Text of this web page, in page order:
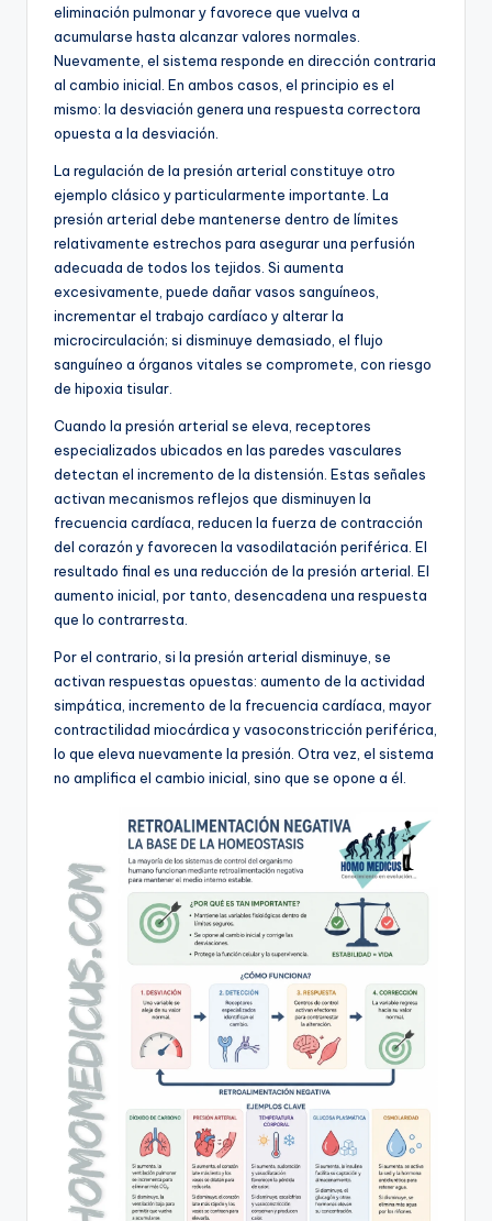
eliminación pulmonar y favorece que vuelva a
acumularse hasta alcanzar valores normales.
Nuevamente, el sistema responde en dirección contraria
al cambio inicial. En ambos casos, el principio es el
mismo: la desviación genera una respuesta correctora
opuesta a la desviación.
La regulación de la presión arterial constituye otro
ejemplo clásico y particularmente importante. La
presión arterial debe mantenerse dentro de límites
relativamente estrechos para asegurar una perfusión
adecuada de todos los tejidos. Si aumenta
excesivamente, puede dañar vasos sanguíneos,
incrementar el trabajo cardíaco y alterar la
microcirculación; si disminuye demasiado, el flujo
sanguíneo a órganos vitales se compromete, con riesgo
de hipoxia tisular.
Cuando la presión arterial se eleva, receptores
especializados ubicados en las paredes vasculares
detectan el incremento de la distensión. Estas señales
activan mecanismos reflejos que disminuyen la
frecuencia cardíaca, reducen la fuerza de contracción
del corazón y favorecen la vasodilatación periférica. El
resultado final es una reducción de la presión arterial. El
aumento inicial, por tanto, desencadena una respuesta
que lo contrarresta.
Por el contrario, si la presión arterial disminuye, se
activan respuestas opuestas: aumento de la actividad
simpática, incremento de la frecuencia cardíaca, mayor
contractilidad miocárdica y vasoconstricción periférica,
lo que eleva nuevamente la presión. Otra vez, el sistema
no amplifica el cambio inicial, sino que se opone a él.